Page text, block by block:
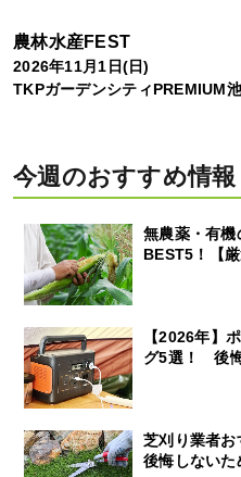
農林水産FEST
2026年11月1日(日)
TKPガーデンシティPREMIUM
今週のおすすめ情報
無農薬・有
BEST5！【
【2026年】
グ5選！ 後
芝刈り業者
後悔しない